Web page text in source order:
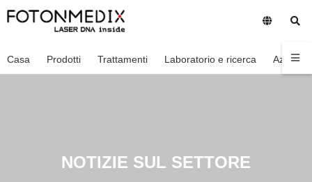
Casa Prodotti Trattamenti Laboratorio e ricerca Azienda
NOTIZIE SUL SETTORE